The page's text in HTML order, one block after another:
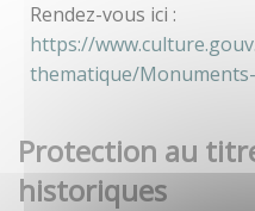
Rendez-vous ici :
https://
thematique/
Protection au
historiques